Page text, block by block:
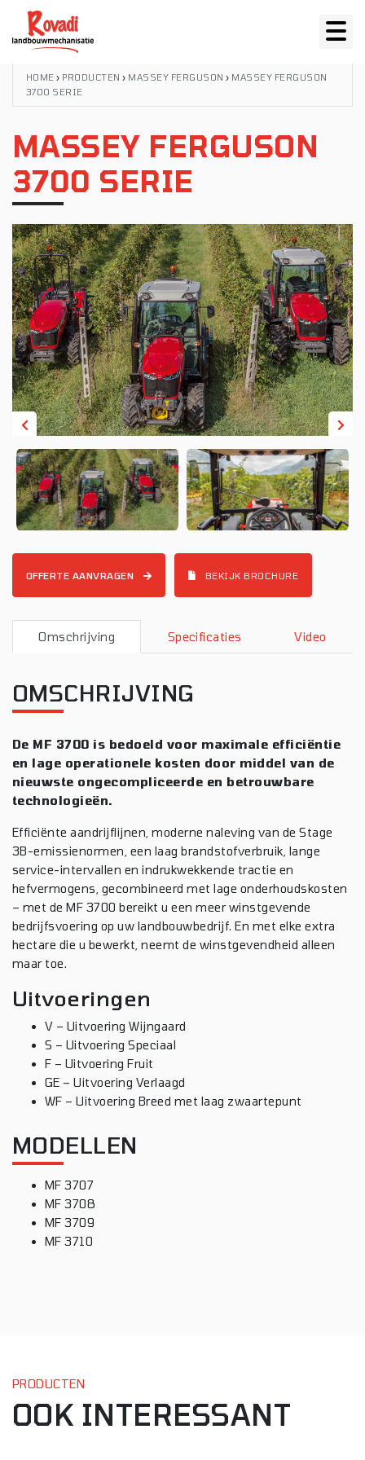
HOME › PRODUCTEN › MASSEY FERGUSON › MASSEY FERGUSON
3700 SERIE
MASSEY FERGUSON
3700 SERIE
OFFERTE AANVRAGEN BEKIJK BROCHURE
Omschrijving Specificaties Video
OMSCHRIJVING
De MF 3700 is bedoeld voor maximale efficiëntie
en lage operationele kosten door middel van de
nieuwste ongecompliceerde en betrouwbare
technologieën.
Efficiënte aandrijflijnen, moderne naleving van de Stage
3B-emissienormen, een laag brandstofverbruik, lange
service-intervallen en indrukwekkende tractie en
hefvermogens, gecombineerd met lage onderhoudskosten
– met de MF 3700 bereikt u een meer winstgevende
bedrijfsvoering op uw landbouwbedrijf. En met elke extra
hectare die u bewerkt, neemt de winstgevendheid alleen
maar toe.
Uitvoeringen
V – Uitvoering Wijngaard
S – Uitvoering Speciaal
F – Uitvoering Fruit
GE – Uitvoering Verlaagd
WF – Uitvoering Breed met laag zwaartepunt
MODELLEN
MF 3707
MF 3708
MF 3709
MF 3710
PRODUCTEN
OOK INTERESSANT